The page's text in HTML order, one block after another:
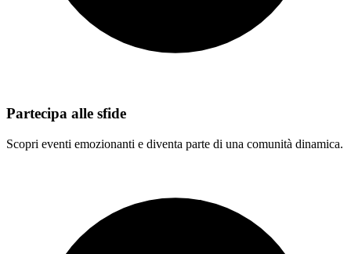
Partecipa alle sfide
Scopri eventi emozionanti e diventa parte di una comunità dinamica.